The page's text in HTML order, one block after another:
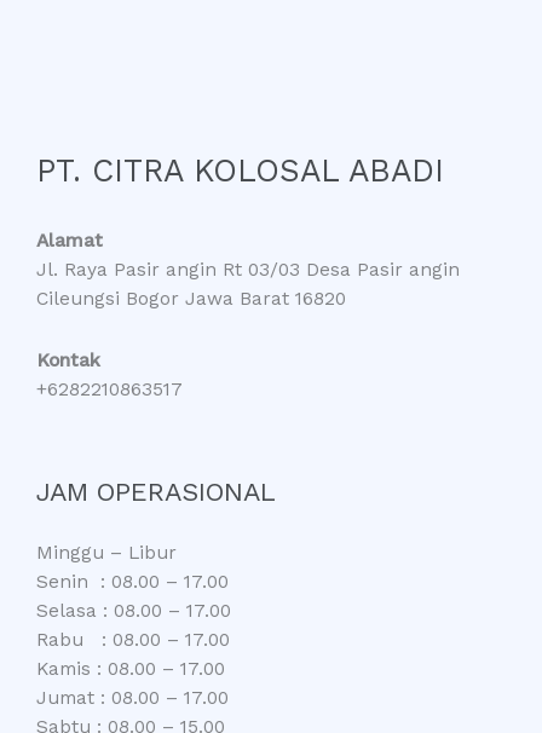
PT. CITRA KOLOSAL ABADI
Alamat
Jl. Raya Pasir angin Rt 03/03 Desa Pasir angin
Cileungsi Bogor Jawa Barat 16820
Kontak
+6282210863517
JAM OPERASIONAL
Minggu – Libur
Senin : 08.00 – 17.00
Selasa : 08.00 – 17.00
Rabu : 08.00 – 17.00
Kamis : 08.00 – 17.00
Jumat : 08.00 – 17.00
Sabtu : 08.00 – 15.00